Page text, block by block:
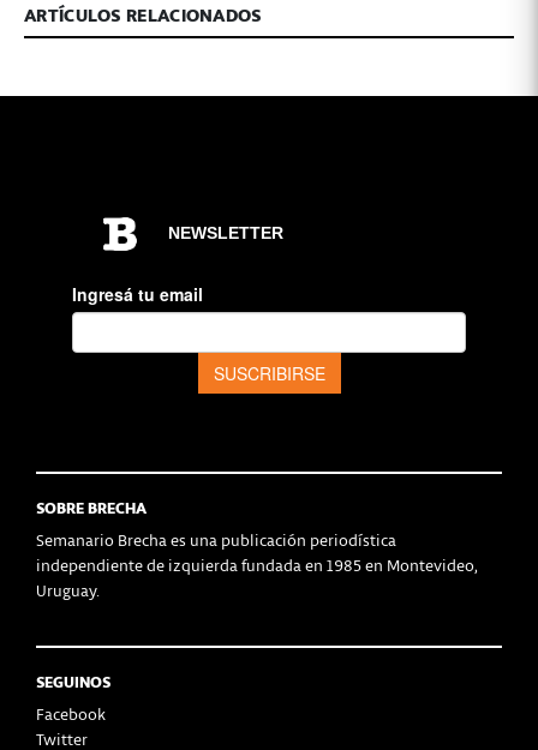
ARTÍCULOS RELACIONADOS
SOBRE BRECHA
Semanario Brecha es una publicación periodística
independiente de izquierda fundada en 1985 en Montevideo,
Uruguay.
SEGUINOS
Facebook
Twitter